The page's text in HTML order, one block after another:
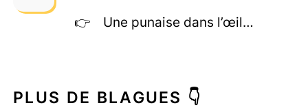
Une punaise dans l’œil…
PLUS DE BLAGUES 👇